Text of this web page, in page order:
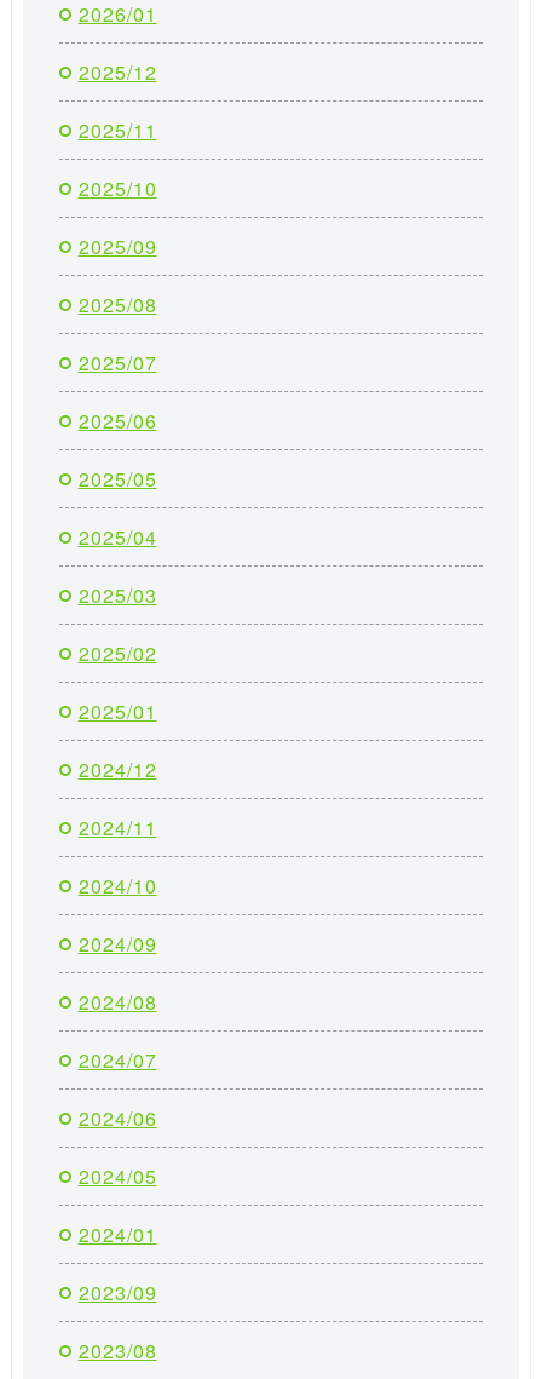
2026/01
2025/12
2025/11
2025/10
2025/09
2025/08
2025/07
2025/06
2025/05
2025/04
2025/03
2025/02
2025/01
2024/12
2024/11
2024/10
2024/09
2024/08
2024/07
2024/06
2024/05
2024/01
2023/09
2023/08